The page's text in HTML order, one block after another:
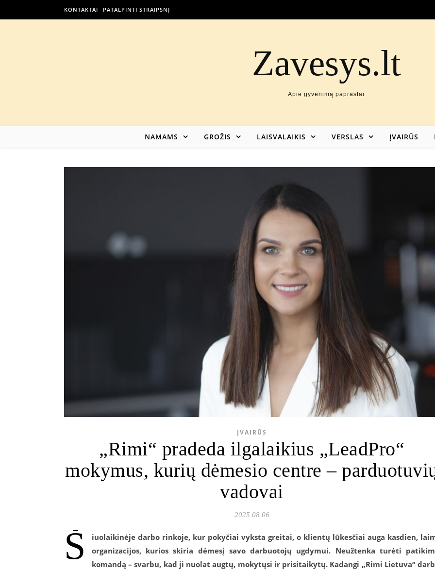
KONTAKTAI PATALPINTI STRAIPSNĮ
Zavesys.lt
Apie gyvenimą paprastai
NAMAMS GROŽIS LAISVALAIKIS VERSLAS ĮVAIRŪS
ĮVAIRŪS
„Rimi“ pradeda ilgalaikius „LeadPro“
mokymus, kurių dėmesio centre –
vadovai
2025 08 06
Š
iuolaikinėje darbo rinkoje, kur pokyčiai vyksta greitai, o klientų lūkesčiai auga kasdien,
organizacijos, kurios skiria dėmesį savo darbuotojų ugdymui. Neužtenka turėti
komandą – svarbu, kad ji nuolat augtų, mokytųsi ir prisitaikytų. Kadangi „Rimi Lietuva“